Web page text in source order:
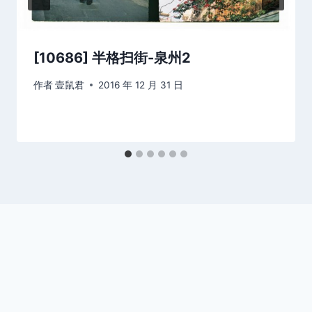
[10686] 半格扫街-泉州2
作者壹鼠君 2016 年 12 月 31 日